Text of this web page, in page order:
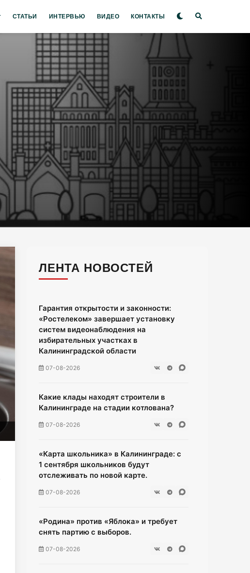
СТАТЬИ ИНТЕРВЬЮ ВИДЕО КОНТАКТЫ
ЛЕНТА НОВОСТЕЙ
Гарантия открытости и законности:
«Ростелеком» завершает установку
систем видеонаблюдения на
избирательных участках в
Калининградской области
07-08-2026
Какие клады находят строители в
Калининграде на стадии котлована?
07-08-2026
«Карта школьника» в Калининграде: с
1 сентября школьников будут
отслеживать по новой карте.
07-08-2026
«Родина» против «Яблока» и требует
снять партию с выборов.
07-08-2026